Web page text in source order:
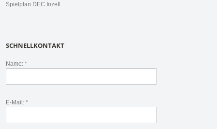
Spielplan DEC Inzell
SCHNELLKONTAKT
Name: *
E-Mail: *